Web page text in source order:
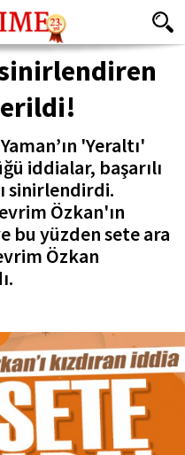
'Yeraltı'
iddialar, başarılı
sinirlendirdi.
Özkan'ın
bu yüzden sete ara
Özkan